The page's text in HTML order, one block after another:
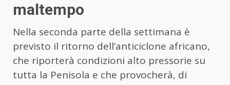
maltempo
Nella seconda parte della settimana è
previsto il ritorno dell’anticiclone africano,
che riporterà condizioni alto pressorie su
tutta la Penisola e che provocherà, di